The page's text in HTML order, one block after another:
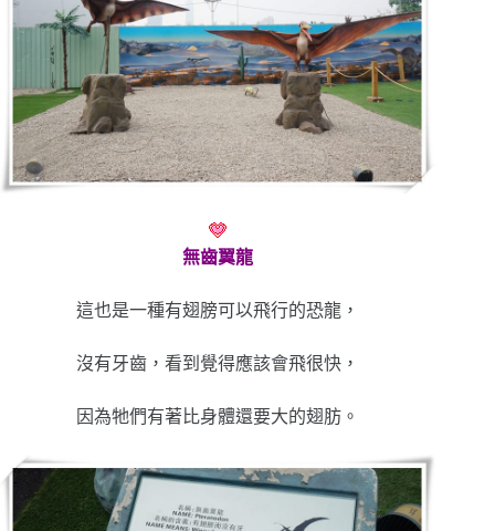
無齒翼龍
這也是一種有翅膀可以飛行的恐龍，
沒有牙齒，看到覺得應該會飛很快，
因為牠們有著比身體還要大的翅肪。